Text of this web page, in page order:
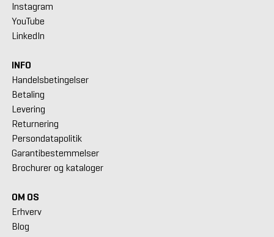
Instagram
YouTube
LinkedIn
INFO
Handelsbetingelser
Betaling
Levering
Returnering
Persondatapolitik
Garantibestemmelser
Brochurer og kataloger
OM OS
Erhverv
Blog